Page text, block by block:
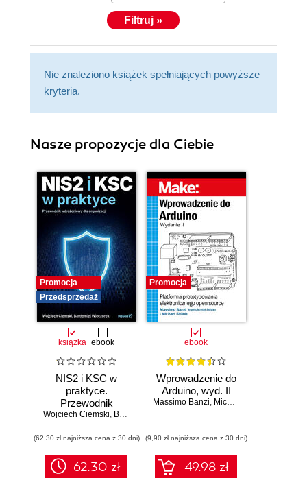
Filtruj »
Nie znaleziono książek spełniających powyższe
kryteria.
Nasze propozycje dla Ciebie
Promocja
Przedsprzedaż
książka ebook
NIS2 i KSC w
praktyce.
Przewodnik
wdrożeniowy dla
Wojciech Ciemski, Bartłomiej Wieczorek
(62,30 zł najniższa cena z 30 dni)
62.30 zł
Promocja
ebook
Wprowadzenie do
Arduino, wyd. II
Massimo Banzi, Michael Shiloh
(9,90 zł najniższa cena z 30 dni)
49.98 zł